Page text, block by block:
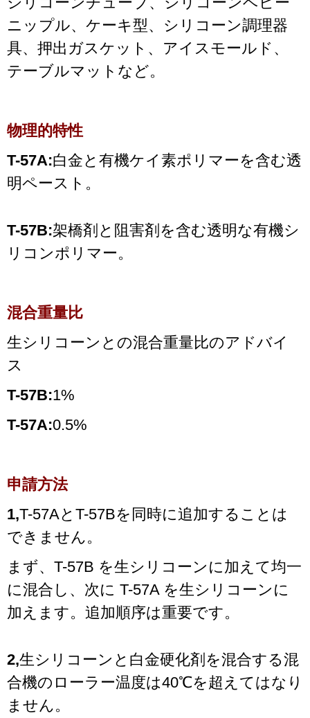
ニップル、ケーキ型、シリコーン調理器
具、押出ガスケット、アイスモールド、
テーブルマットなど。
物理的特性
T-57A:白金と有機ケイ素ポリマーを含む透
明ペースト。
T-57B:架橋剤と阻害剤を含む透明な有機シ
リコンポリマー。
混合重量比
生シリコーンとの混合重量比のアドバイ
ス
T-57B:1%
T-57A:0.5%
申請方法
1,T-57AとT-57Bを同時に追加することは
できません。
まず、T-57B を生シリコーンに加えて均一
に混合し、次に T-57A を生シリコーンに
加えます。追加順序は重要です。
2,生シリコーンと白金硬化剤を混合する混
合機のローラー温度は40℃を超えてはなり
ません。